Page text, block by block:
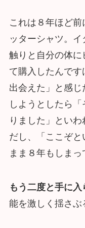
これは８年ほど
ッターシャツ。
触りと自分の体に
て購入したんで
出会えた」と感じ
しようとしたら
りました」とい
だし、「ここぞ
まま８年もしまっ
もう二度と手に入
能を激しく揺さぶ